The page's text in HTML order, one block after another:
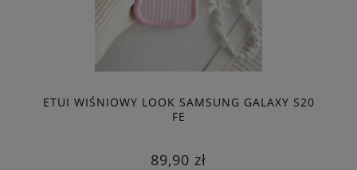
ETUI WIŚNIOWY LOOK SAMSUNG GALAXY S20
FE
89,90 zł